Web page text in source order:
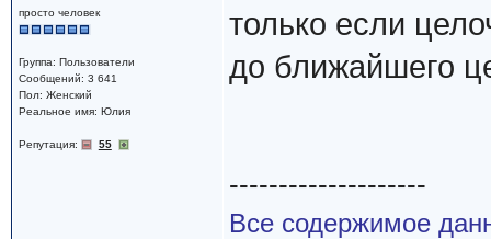
просто человек
Группа: Пользователи
Сообщений: 3 641
Пол: Женский
Реальное имя: Юлия
Репутация: 55
только если
до ближайшего
--------------------
Все содержимое